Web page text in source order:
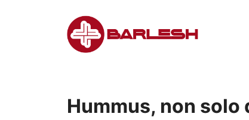
Hummus, non solo